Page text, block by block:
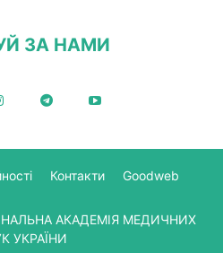
ЗА НАМИ
Контакти Goodweb
АКАДЕМІЯ МЕДИЧНИХ
УКРАЇНИ